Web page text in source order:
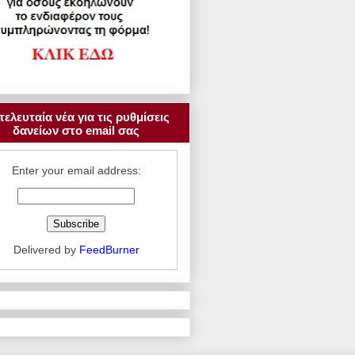
νέα για τις ρυθμίσεις
δανείων στο email σας
Enter your email address:
Delivered by FeedBurner